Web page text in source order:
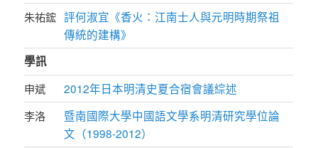
朱祐鋐 評何淑宜《香火：江南士人與元明時期祭祖
傳統的建構》
學訊
申斌 2012年日本明清史夏合宿會議綜述
李洛
暨南國際大學中國語文學系明清研究學位論
文（1998-2012）